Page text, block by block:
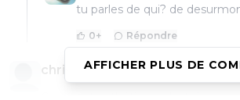
tu parles de qui? de
0+ Répondre
chris1111 28 février 2020 à 23:12 0
AFFICHER PLUS DE